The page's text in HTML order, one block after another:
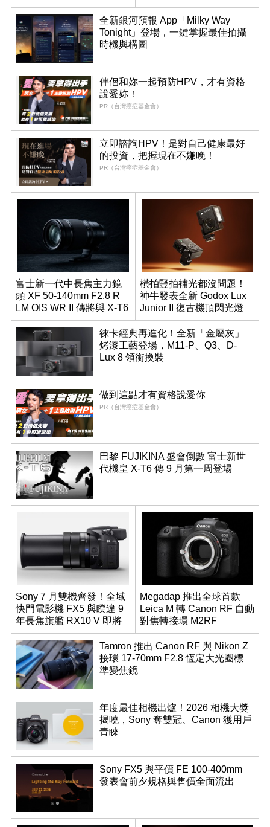
全新銀河預報 App「Milky Way
Tonight」登場，一鍵掌握最佳拍攝
時機與構圖
伴侶和妳一起預防HPV，才有資格
說愛妳！
PR（台灣癌症基金會）
立即諮詢HPV！是對自己健康最好
的投資，把握現在不嫌晚！
PR（台灣癌症基金會）
富士新一代中長焦主力鏡
頭 XF 50-140mm F2.8 R
LM OIS WR II 傳將與 X-T6
同步亮相
橫拍豎拍補光都沒問題！
神牛發表全新 Godox Lux
Junior II 復古機頂閃光燈
徠卡經典再進化！全新「金屬灰」
烤漆工藝登場，M11-P、Q3、D-
Lux 8 領銜換裝
做到這點才有資格說愛你
PR（台灣癌症基金會）
巴黎 FUJIKINA 盛會倒數 富士新世
代機皇 X-T6 傳 9 月第一周登場
Sony 7 月雙機齊發！全域
快門電影機 FX5 與睽違 9
年長焦旗艦 RX10 V 即將
登場
Megadap 推出全球首款
Leica M 轉 Canon RF 自動
對焦轉接環 M2RF
Tamron 推出 Canon RF 與 Nikon Z
接環 17-70mm F2.8 恆定大光圈標
準變焦鏡
年度最佳相機出爐！2026 相機大獎
揭曉，Sony 奪雙冠、Canon 獲用戶
青睞
Sony FX5 與平價 FE 100-400mm
發表會前夕規格與售價全面流出